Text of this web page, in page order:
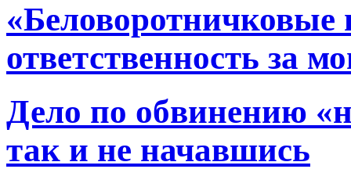
«Беловоротничковые
ответственность за
Дело по обвинению
так и не начавшись